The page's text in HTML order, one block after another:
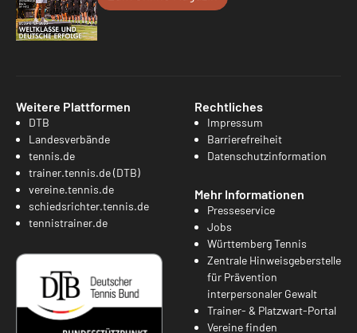
Weitere Plattformen
DTB
Landesverbände
tennis.de
trainer.tennis.de (DTB)
vereine.tennis.de
schiedsrichter.tennis.de
tennistrainer.de
Rechtliches
Impressum
Barrierefreiheit
Datenschutzinformation
Mehr Informationen
Presseservice
Jobs
Württemberg Tennis
Zentrale Hinweisgeberstelle
für Prävention
interpersonaler Gewalt
Trainer- & Platzwart-Portal
Vereine finden